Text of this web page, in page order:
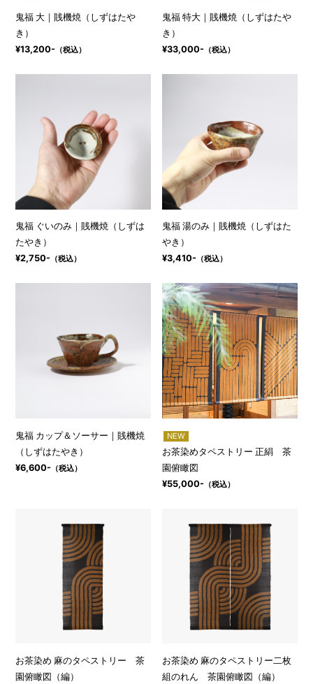
鬼福 大｜賎機焼（しずはたや
き）
¥13,200- （税込）
鬼福 特大｜賎機焼（しずはたや
き）
¥33,000- （税込）
鬼福 ぐいのみ｜賎機焼（しずは
たやき）
¥2,750- （税込）
鬼福 湯のみ｜賎機焼（しずはた
やき）
¥3,410- （税込）
鬼福 カップ＆ソーサー｜賎機焼
（しずはたやき）
¥6,600- （税込）
NEW
お茶染めタペストリー 正絹 茶
園俯瞰図
¥55,000- （税込）
お茶染め 麻のタペストリー 茶
園俯瞰図（編）
お茶染め 麻のタペストリー二枚
組のれん 茶園俯瞰図（編）